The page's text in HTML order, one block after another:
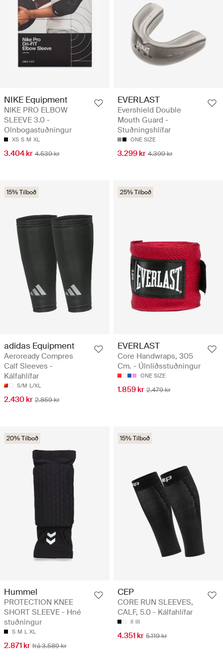
NIKE Equipment
NIKE PRO ELBOW
SLEEVE 3.0 -
Olnbogastuðningur
XS S M XL
3.404 kr 4.539 kr
EVERLAST
Evershield Double
Mouth Guard -
Stuðningshlífar
ONE SIZE
3.299 kr 4.399 kr
15% Tilboð
adidas Equipment
Aeroready Compres
Calf Sleeves -
Kálfahlífar
S/M L/XL
2.430 kr 2.859 kr
25% Tilboð
EVERLAST
Core Handwraps, 305
Cm. - Úlnliðsstuðningur
ONE SIZE
1.859 kr 2.479 kr
20% Tilboð
Hummel
PROTECTION KNEE
SHORT SLEEVE - Hné
stuðningur
S M L XL
2.871 kr frá 3.589 kr
15% Tilboð
CEP
CORE RUN SLEEVES,
CALF, 5.0 - Kálfahlífar
II III
4.351 kr 5.119 kr